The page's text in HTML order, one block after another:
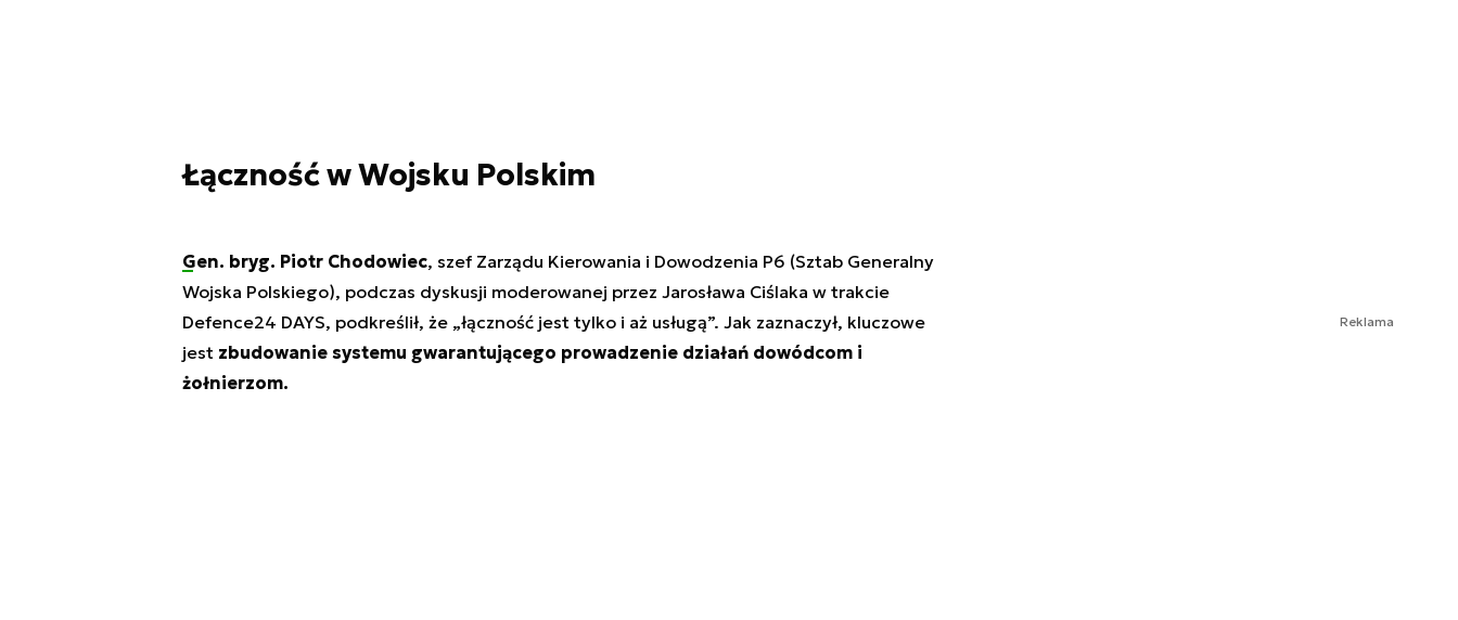
Łączność w Wojsku Polskim
Gen. bryg. Piotr Chodowiec, szef Zarządu Kierowania i Dowodzenia P6 (Sztab Generalny
Wojska Polskiego), podczas dyskusji moderowanej przez Jarosława Ciślaka w trakcie
Defence24 DAYS, podkreślił, że „łączność jest tylko i aż usługą”. Jak zaznaczył, kluczowe
jest zbudowanie systemu gwarantującego prowadzenie działań dowódcom i
żołnierzom.
Reklama